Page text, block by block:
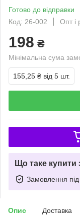
Готово до відправки
Код: 26-002
Опт і
198 ₴
Мінімальна сума
155,25 ₴ від 5 шт.
Що таке купити
Замовлення
Опис Доставка